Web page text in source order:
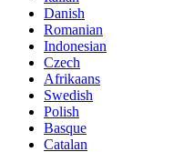
Danish
Romanian
Indonesian
Czech
Afrikaans
Swedish
Polish
Basque
Catalan